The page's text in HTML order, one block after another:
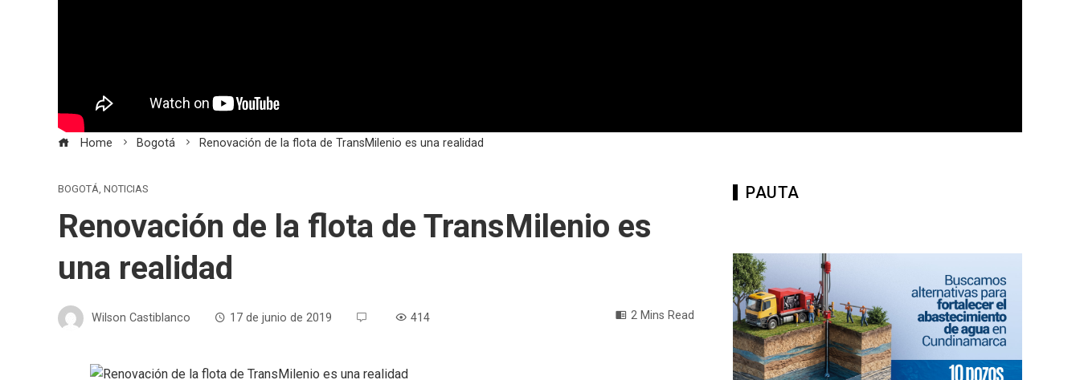
Home Bogotá Renovación de la flota de TransMilenio es una realidad
BOGOTÁ, NOTICIAS
Renovación de la flota de TransMilenio es
una realidad
Wilson Castiblanco 17 de junio de 2019 414 2 Mins Read
PAUTA